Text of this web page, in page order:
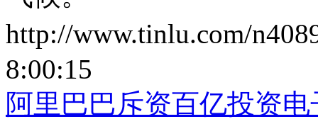
http://www.tinlu.com/
8:00:15
阿里巴巴斥资百亿投资